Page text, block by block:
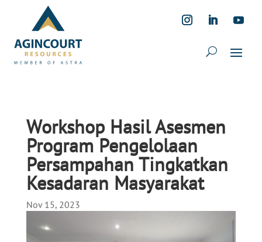
Workshop Hasil Asesmen
Program Pengelolaan
Persampahan Tingkatkan
Kesadaran Masyarakat
Nov 15, 2023